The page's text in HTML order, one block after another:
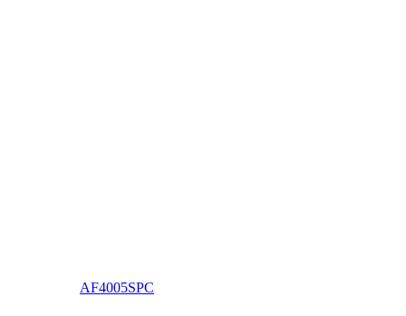
AF4005SPC